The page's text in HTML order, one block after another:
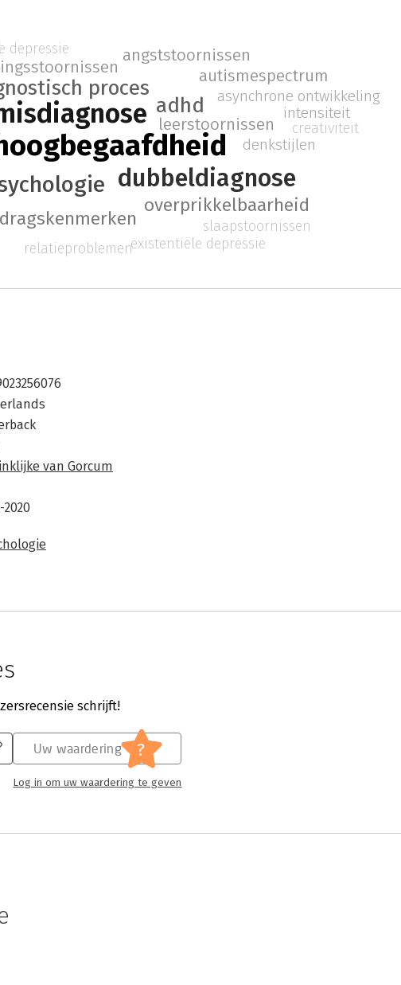
dubbeldiagnose
adhd
proces
overprikkelbaarheid
angststoornissen
leerstoornissen
autismespectrum
asynchrone ontwikkeling
denkstijlen
intensiteit
creativiteit
slaapstoornissen
existentiële depressie
relatieproblemen
depressie
van Gorcum
2020
schrijft!
Uw waardering ?
Log in om uw waardering te geven